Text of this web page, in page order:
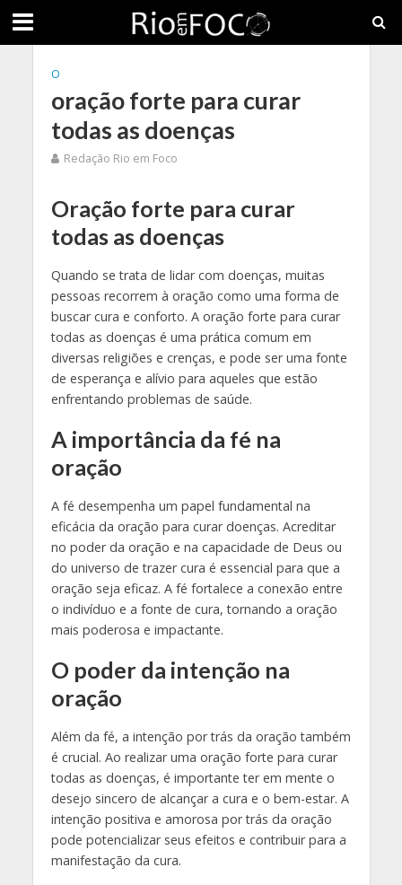
O
oração forte para curar
todas as doenças
Redação Rio em Foco
Oração forte para curar
todas as doenças
Quando se trata de lidar com doenças, muitas
pessoas recorrem à oração como uma forma de
buscar cura e conforto. A oração forte para curar
todas as doenças é uma prática comum em
diversas religiões e crenças, e pode ser uma fonte
de esperança e alívio para aqueles que estão
enfrentando problemas de saúde.
A importância da fé na
oração
A fé desempenha um papel fundamental na
eficácia da oração para curar doenças. Acreditar
no poder da oração e na capacidade de Deus ou
do universo de trazer cura é essencial para que a
oração seja eficaz. A fé fortalece a conexão entre
o indivíduo e a fonte de cura, tornando a oração
mais poderosa e impactante.
O poder da intenção na
oração
Além da fé, a intenção por trás da oração também
é crucial. Ao realizar uma oração forte para curar
todas as doenças, é importante ter em mente o
desejo sincero de alcançar a cura e o bem-estar. A
intenção positiva e amorosa por trás da oração
pode potencializar seus efeitos e contribuir para a
manifestação da cura.